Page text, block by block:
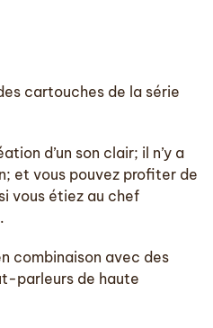
cartouches de la série
d’un son clair; il n’y a
et vous pouvez profiter de
vous étiez au chef
combinaison avec des
parleurs de haute